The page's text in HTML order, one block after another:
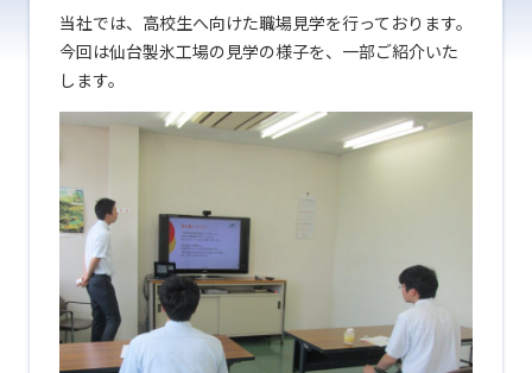
当社では、高校生へ向けた職場見学を行っております。
今回は仙台製氷工場の見学の様子を、一部ご紹介いた
します。